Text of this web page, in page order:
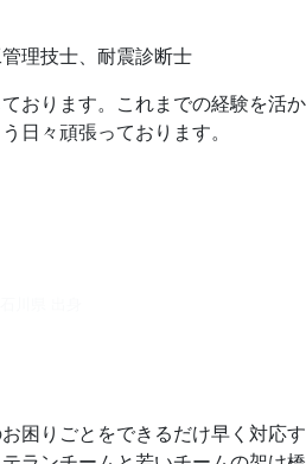
理技士、耐震診断士
おります。これまでの経験を活か
日々頑張っております。
困りごとをできるだけ早く対応す